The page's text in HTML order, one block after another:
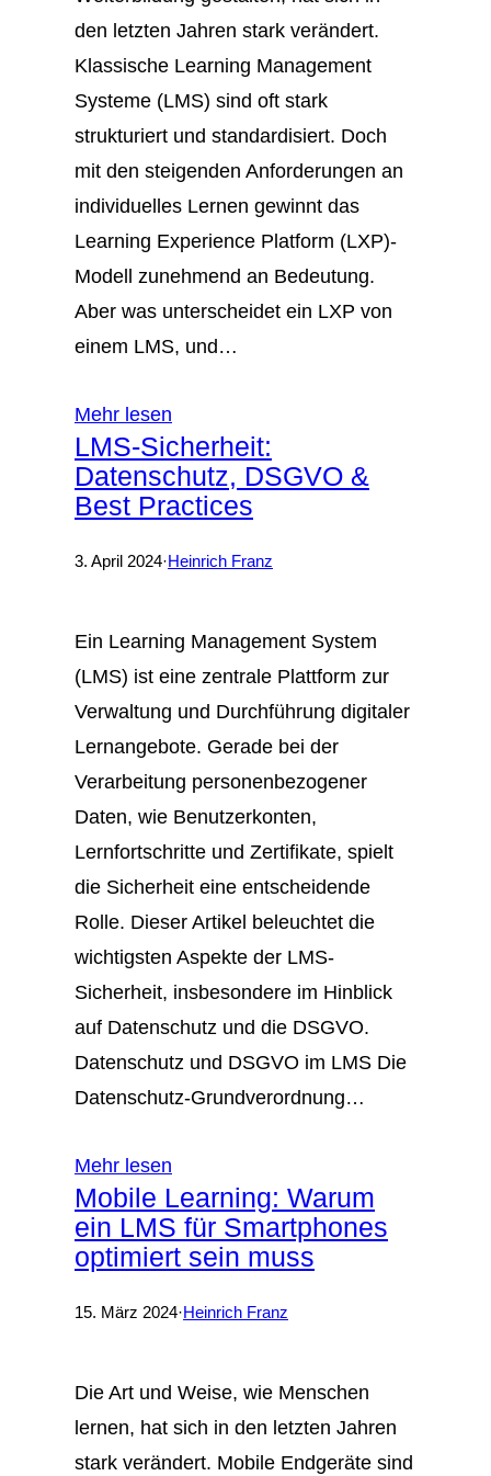
den letzten Jahren stark verändert.
Klassische Learning Management
Systeme (LMS) sind oft stark
strukturiert und standardisiert. Doch
mit den steigenden Anforderungen an
individuelles Lernen gewinnt das
Learning Experience Platform (LXP)-
Modell zunehmend an Bedeutung.
Aber was unterscheidet ein LXP von
einem LMS, und…
Mehr lesen
LMS-Sicherheit:
Datenschutz, DSGVO &
Best Practices
3. April 2024·Heinrich Franz
Ein Learning Management System
(LMS) ist eine zentrale Plattform zur
Verwaltung und Durchführung digitaler
Lernangebote. Gerade bei der
Verarbeitung personenbezogener
Daten, wie Benutzerkonten,
Lernfortschritte und Zertifikate, spielt
die Sicherheit eine entscheidende
Rolle. Dieser Artikel beleuchtet die
wichtigsten Aspekte der LMS-
Sicherheit, insbesondere im Hinblick
auf Datenschutz und die DSGVO.
Datenschutz und DSGVO im LMS Die
Datenschutz-Grundverordnung…
Mehr lesen
Mobile Learning: Warum
ein LMS für Smartphones
optimiert sein muss
15. März 2024·Heinrich Franz
Die Art und Weise, wie Menschen
lernen, hat sich in den letzten Jahren
stark verändert. Mobile Endgeräte sind